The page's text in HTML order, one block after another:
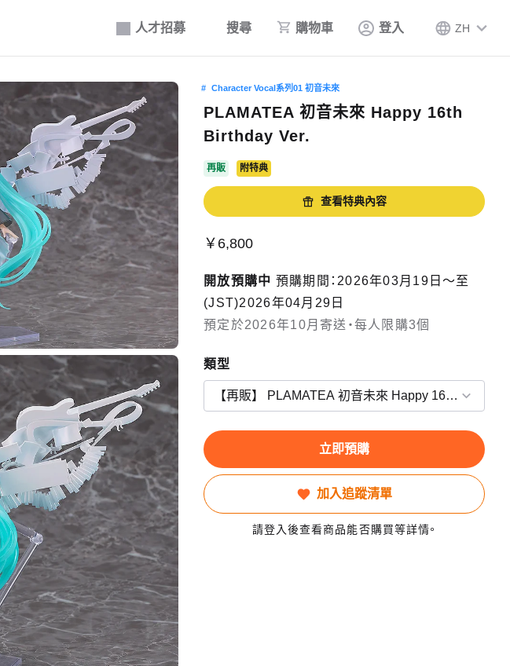
人才招募 搜尋 購物車 登入 ZH
Character Vocal系列01 初音未來
PLAMATEA 初音未來 Happy 16th
Birthday Ver.
再販 附特典
查看特典內容
￥6,800
開放預購中 預購期間：2026年03月19日〜至
(JST)2026年04月29日
預定於2026年10月寄送・每人限購3個
類型
立即預購
加入追蹤清單
請登入後查看商品能否購買等詳情。